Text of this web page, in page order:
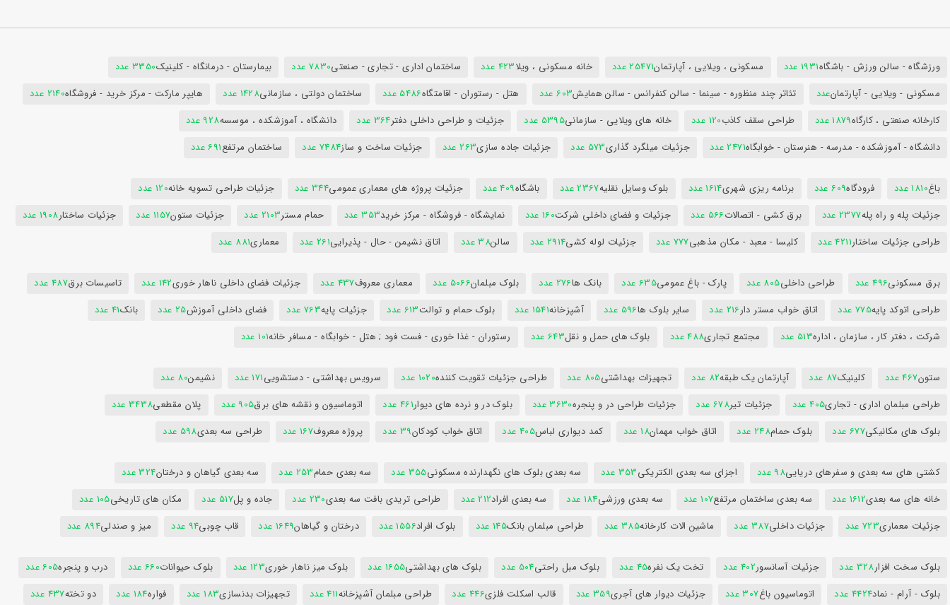
ورزشگاه - سالن ورزش - باشگاه1931 عدد مسکونی ، ویلایی ، آپارتمان25471 عدد خانه مسکونی ، ویلا423 عدد ساختمان اداری - تجاری - صنعتی7830 عدد بیمارستان - درمانگاه - کلینیک3350 عدد
مسکونی - ویلایی - آپارتمانعدد تئاتر چند منظوره - سینما - سالن کنفرانس - سالن همایش603 عدد هتل - رستوران - اقامتگاه5486 عدد ساختمان دولتی ، سازمانی1428 عدد هایپر مارکت - مرکز خرید - فروشگاه2140 عدد
کارخانه صنعتی ، کارگاه1879 عدد طراحی سقف کاذب120 عدد خانه های ویلایی - سازمانی5395 عدد جزئیات و طراحی داخلی دفتر364 عدد دانشگاه ، آموزشکده ، موسسه928 عدد
دانشگاه - آموزشکده - مدرسه - هنرستان - خوابگاه2471 عدد جزئیات میلگرد گذاری573 عدد جزئیات جاده سازی263 عدد جزئیات ساخت و ساز7484 عدد ساختمان مرتفع691 عدد
باغ1810 عدد فرودگاه609 عدد برنامه ریزی شهری1614 عدد بلوک وسایل نقلیه2367 عدد باشگاه409 عدد جزئیات پروژه های معماری عمومی344 عدد جزئیات طراحی تسویه خانه120 عدد
جزئیات پله و راه پله2377 عدد برق کشی - اتصالات566 عدد جزئیات و فضای داخلی شرکت160 عدد نمایشگاه - فروشگاه - مرکز خرید353 عدد حمام مستر2103 عدد جزئیات ستون1157 عدد جزئیات ساختار1908 عدد
طراحی جزئیات ساختار4211 عدد کلیسا - معبد - مکان مذهبی777 عدد جزئیات لوله کشی2914 عدد سالن38 عدد اتاق نشیمن - حال - پذیرایی261 عدد معماری881 عدد
برق مسکونی496 عدد طراحی داخلی805 عدد پارک - باغ عمومی635 عدد بانک ها276 عدد بلوک مبلمان5066 عدد معماری معروف437 عدد جزئیات فضای داخلی ناهار خوری142 عدد تاسیسات برق487 عدد
طراحی اتوکد پایه775 عدد اتاق خواب مستر دار216 عدد سایر بلوک ها596 عدد آشپزخانه1541 عدد بلوک حمام و توالت613 عدد جزئیات پایه763 عدد فضای داخلی آموزش25 عدد بانک41 عدد
شرکت ، دفتر کار ، سازمان ، اداره513 عدد مجتمع تجاری488 عدد بلوک های حمل و نقل643 عدد رستوران - غذا خوری - فست فود ; هتل - خوابگاه - مسافر خانه101 عدد
ستون467 عدد کلینیک87 عدد آپارتمان یک طبقه82 عدد تجهیزات بهداشتی805 عدد طراحی جزئیات تقویت کننده1020 عدد سرویس بهداشتی - دستشویی171 عدد نشیمن80 عدد
طراحی مبلمان اداری - تجاری405 عدد جزئیات تیر678 عدد جزئیات طراحی در و پنجره3630 عدد بلوک در و نرده های دیوار461 عدد اتوماسیون و نقشه های برق905 عدد پلان مقطعی3438 عدد
بلوک های مکانیکی677 عدد بلوک حمام248 عدد اتاق خواب مهمان18 عدد کمد دیواری لباس405 عدد اتاق خواب کودکان39 عدد پروژه معروف167 عدد طراحی سه بعدی598 عدد
کشتی های سه بعدی و سفرهای دریایی98 عدد اجزای سه بعدی الکتریکی353 عدد سه بعدی بلوک های نگهدارنده مسکونی355 عدد سه بعدی حمام253 عدد سه بعدی گیاهان و درختان324 عدد
خانه های سه بعدی1612 عدد سه بعدی ساختمان مرتفع107 عدد سه بعدی ورزشی184 عدد سه بعدی افراد212 عدد طراحی تریدی بافت سه بعدی230 عدد جاده و پل517 عدد مکان های تاریخی105 عدد
جزئیات معماری723 عدد جزئیات داخلی387 عدد ماشین الات کارخانه385 عدد طراحی مبلمان بانک145 عدد بلوک افراد1556 عدد درختان و گیاهان1649 عدد قاب چوبی94 عدد میز و صندلی894 عدد
بلوک سخت افزار328 عدد جزئیات آسانسور402 عدد تخت یک نفره45 عدد بلوک مبل راحتی504 عدد بلوک های بهداشتی1655 عدد بلوک میز ناهار خوری123 عدد بلوک حیوانات660 عدد درب و پنجره605 عدد
بلوک - آرام - نماد4424 عدد اتوماسیون باغ307 عدد جزئیات دیوار های آجری359 عدد قالب اسکلت فلزی446 عدد طراحی مبلمان آشپزخانه411 عدد تجهیزات بدنسازی183 عدد فواره184 عدد دو تخته437 عدد